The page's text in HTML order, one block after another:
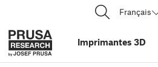
Français
Imprimantes 3D